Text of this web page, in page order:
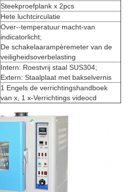
Steekproefplank x 2pcs
Hete luchtcirculatie
Over--temperatuur macht-van
indicatorlicht;
De schakelaarampèremeter van de
veiligheidsoverbelasting
Intern: Roestvrij staal SUS304;
Extern: Staalplaat met bakselvernis
1 Engels de verrichtingshandboek
van x, 1 x-Verrichtings videocd